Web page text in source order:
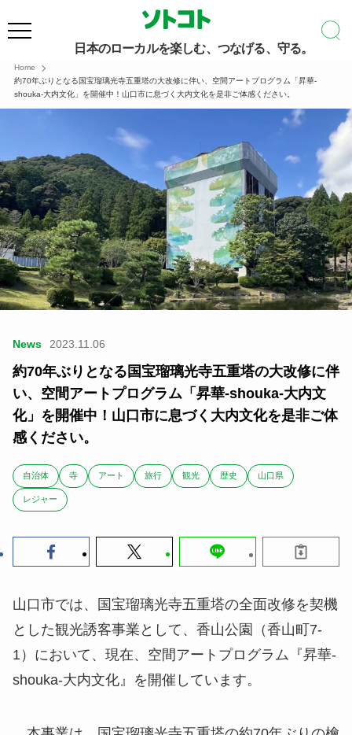
日本のローカルを楽しむ、つなげる、守る。
Home
約70年ぶりとなる国宝瑠璃光寺五重塔の大改修に伴い、空間アートプログラム「昇華-
shouka-大内文化」を開催中！山口市に息づく大内文化を是非ご体感ください。
News 2023.11.06
約70年ぶりとなる国宝瑠璃光寺五重塔の大改修に伴
い、空間アートプログラム「昇華-shouka-大内文
化」を開催中！山口市に息づく大内文化を是非ご体
感ください。
自治体 寺 アート 旅行 観光 歴史 山口県
レジャー
山口市では、国宝瑠璃光寺五重塔の全面改修を契機
とした観光誘客事業として、香山公園（香山町7-
1）において、現在、空間アートプログラム『昇華-
shouka-大内文化』を開催しています。